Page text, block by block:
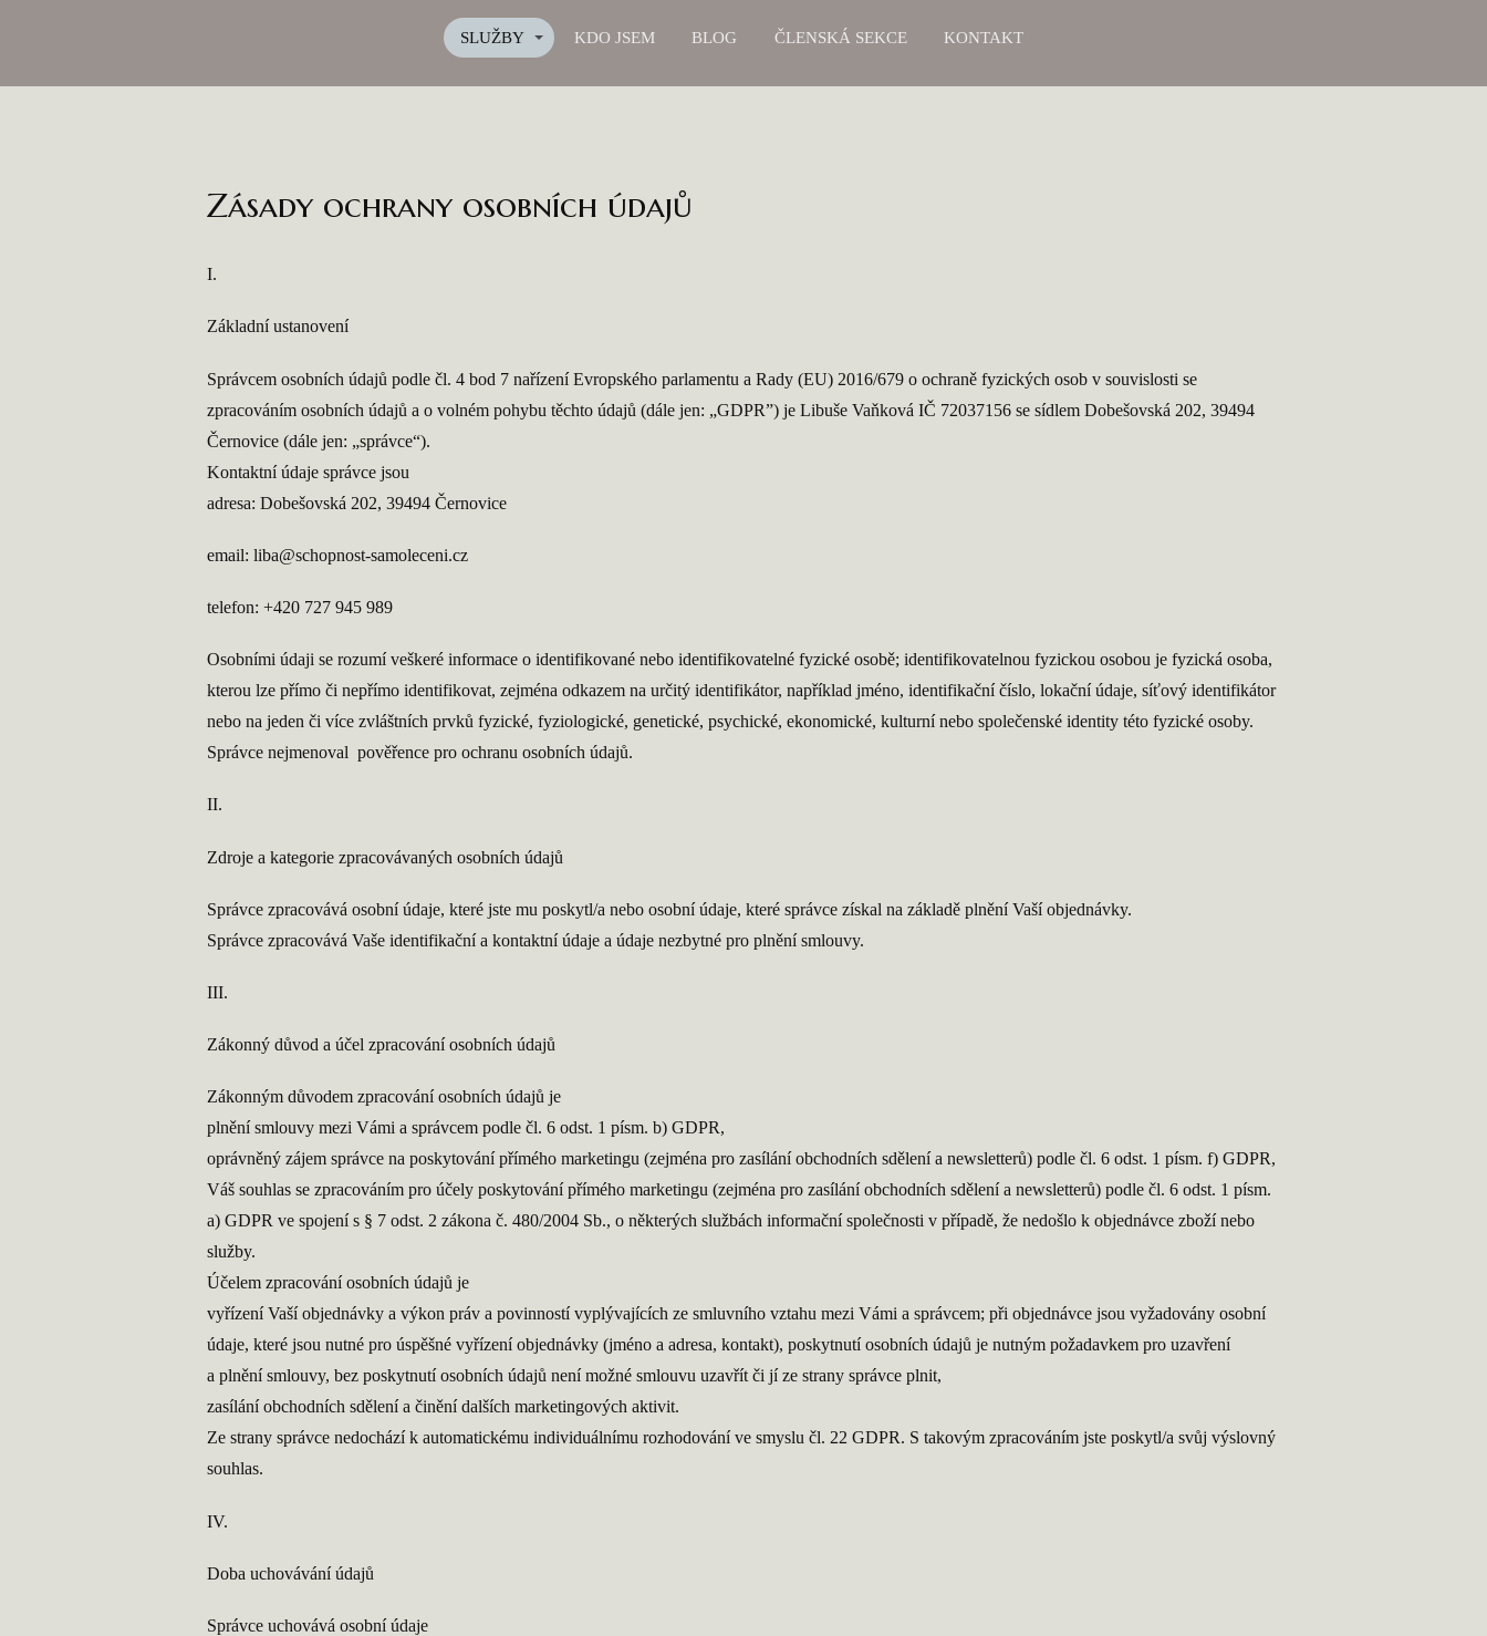
SLUŽBY KDO JSEM BLOG ČLENSKÁ SEKCE KONTAKT
Zásady ochrany osobních údajů
I.
Základní ustanovení
Správcem osobních údajů podle čl. 4 bod 7 nařízení Evropského parlamentu a Rady (EU) 2016/679 o ochraně fyzických osob v souvislosti se
zpracováním osobních údajů a o volném pohybu těchto údajů (dále jen: „GDPR”) je Libuše Vaňková IČ 72037156 se sídlem Dobešovská 202, 39494
Černovice (dále jen: „správce“).
Kontaktní údaje správce jsou
adresa: Dobešovská 202, 39494 Černovice
email: liba@schopnost-samoleceni.cz
telefon: +420 727 945 989
Osobními údaji se rozumí veškeré informace o identifikované nebo identifikovatelné fyzické osobě; identifikovatelnou fyzickou osobou je fyzická osoba,
kterou lze přímo či nepřímo identifikovat, zejména odkazem na určitý identifikátor, například jméno, identifikační číslo, lokační údaje, síťový identifikátor
nebo na jeden či více zvláštních prvků fyzické, fyziologické, genetické, psychické, ekonomické, kulturní nebo společenské identity této fyzické osoby.
Správce nejmenoval pověřence pro ochranu osobních údajů.
II.
Zdroje a kategorie zpracovávaných osobních údajů
Správce zpracovává osobní údaje, které jste mu poskytl/a nebo osobní údaje, které správce získal na základě plnění Vaší objednávky.
Správce zpracovává Vaše identifikační a kontaktní údaje a údaje nezbytné pro plnění smlouvy.
III.
Zákonný důvod a účel zpracování osobních údajů
Zákonným důvodem zpracování osobních údajů je
plnění smlouvy mezi Vámi a správcem podle čl. 6 odst. 1 písm. b) GDPR,
oprávněný zájem správce na poskytování přímého marketingu (zejména pro zasílání obchodních sdělení a newsletterů) podle čl. 6 odst. 1 písm. f) GDPR,
Váš souhlas se zpracováním pro účely poskytování přímého marketingu (zejména pro zasílání obchodních sdělení a newsletterů) podle čl. 6 odst. 1 písm.
a) GDPR ve spojení s § 7 odst. 2 zákona č. 480/2004 Sb., o některých službách informační společnosti v případě, že nedošlo k objednávce zboží nebo
služby.
Účelem zpracování osobních údajů je
vyřízení Vaší objednávky a výkon práv a povinností vyplývajících ze smluvního vztahu mezi Vámi a správcem; při objednávce jsou vyžadovány osobní
údaje, které jsou nutné pro úspěšné vyřízení objednávky (jméno a adresa, kontakt), poskytnutí osobních údajů je nutným požadavkem pro uzavření
a plnění smlouvy, bez poskytnutí osobních údajů není možné smlouvu uzavřít či jí ze strany správce plnit,
zasílání obchodních sdělení a činění dalších marketingových aktivit.
Ze strany správce nedochází k automatickému individuálnímu rozhodování ve smyslu čl. 22 GDPR. S takovým zpracováním jste poskytl/a svůj výslovný
souhlas.
IV.
Doba uchovávání údajů
Správce uchovává osobní údaje